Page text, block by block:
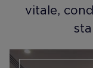
vitale,